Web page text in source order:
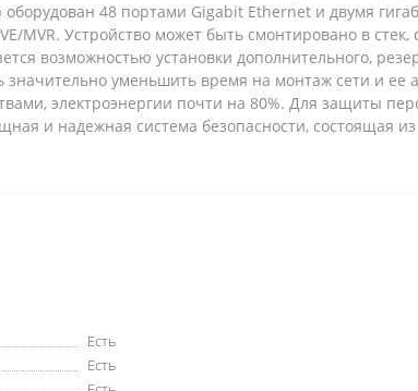
48 портами Gigabit Ethernet и двумя
MVR. Устройство может быть смонтировано в
возможностью установки дополнительного,
уменьшить время на монтаж сети и ее
электроэнергии почти на 80%. Для защиты
и надежная система безопасности, состоящая
Есть
Есть